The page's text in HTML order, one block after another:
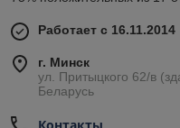
Работает с 16.11.2014
г. Минск
ул. Притыцкого 62/в
Беларусь